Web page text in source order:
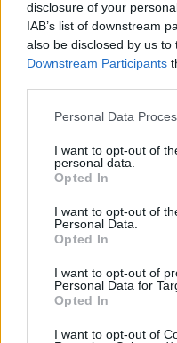
disclosure of your
IAB’s list of downstream
also be disclosed by us to
Downstream Participants
Please note that this
not limited to your visit or
grant or deny consent to
use your data for below
consent section.
Personal Data
I want to opt-out of
personal data.
Opted In
I want to opt-out of
Personal Data.
Opted In
I want to opt-out of
Personal Data for
Opted In
I want to opt-out of
#shenmue iii
Platformok: PC